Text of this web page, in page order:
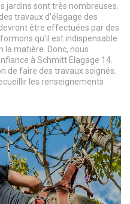
jardins sont très nombreuses.
travaux d'élagage des
être effectuées par des
qu'il est indispensable
la matière. Donc, nous
à Schmitt Elagage 14.
de faire des travaux soignés.
les renseignements